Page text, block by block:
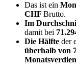
Das ist ein
CHF Brutto.
Im
damit bei
Die Hälfte der
überhalb von